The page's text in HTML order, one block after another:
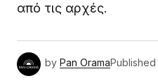
από τις αρχές.
by Pan OramaPublished